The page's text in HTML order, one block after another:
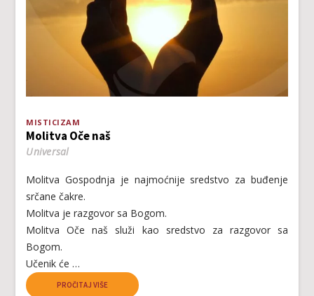
MISTICIZAM
Molitva Oče naš
Universal
Molitva Gospodnja je najmoćnije sredstvo za buđenje
srčane čakre.
Molitva je razgovor sa Bogom.
Molitva Oče naš služi kao sredstvo za razgovor sa
Bogom.
Učenik će …
PROČITAJ VIŠE